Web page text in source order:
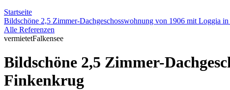
Startseite
Bildschöne 2,5 Zimmer-Dachgeschosswohnung von 1906 mit Loggia
Alle Referenzen
vermietetFalkensee
Bildschöne 2,5 Zimmer-
Finkenkrug